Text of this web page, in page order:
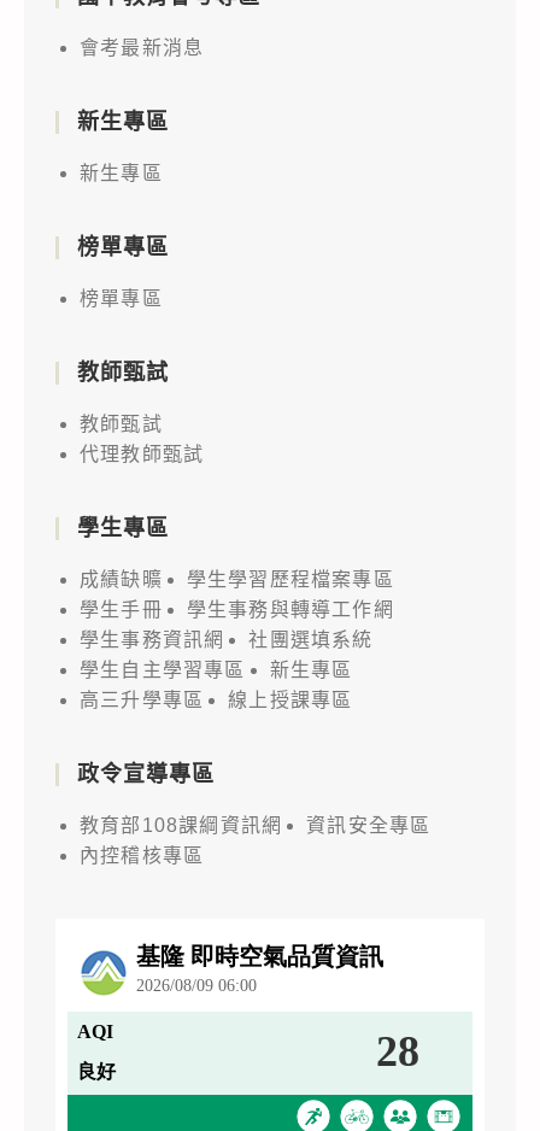
會考最新消息
新生專區
新生專區
榜單專區
榜單專區
教師甄試
教師甄試
代理教師甄試
學生專區
成績缺曠
學生學習歷程檔案專區
學生手冊
學生事務與轉導工作網
學生事務資訊網
社團選填系統
學生自主學習專區
新生專區
高三升學專區
線上授課專區
政令宣導專區
教育部108課綱資訊網
資訊安全專區
內控稽核專區